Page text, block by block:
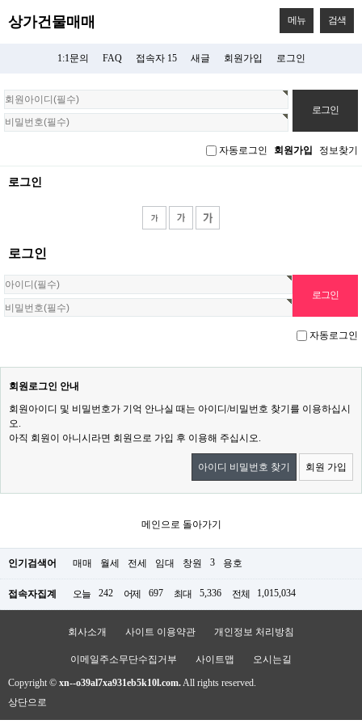
상가건물매매 메뉴 검색
1:1문의 FAQ 접속자 15 새글 회원가입 로그인
회
원
로
자동로그인 회원가입 정보찾기
로그인
로그인
자동로그인
회원로그인 안내
회원아이디 및 비밀번호가 기억 안나실 때는 아이디/비밀번호 찾기를 이용하십시
오.
아직 회원이 아니시라면 회원으로 가입 후 이용해 주십시오.
아이디 비밀번호 찾기 회원 가입
메인으로 돌아가기
인기검색어 매매 월세 전세 임대 창원 3 용호
접속자집계 오늘 242 어제 697 최대 5,336 전체 1,015,034
회사소개 사이트 이용약관 개인정보 처리방침
이메일주소무단수집거부 사이트맵 오시는길
Copyright © xn--o39al7xa931eb5k10l.com.All rights reserved.
상단으로